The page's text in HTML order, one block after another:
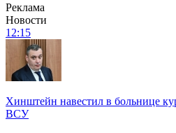
Реклама
Новости
12:15
Хинштейн навестил в больнице
ВСУ